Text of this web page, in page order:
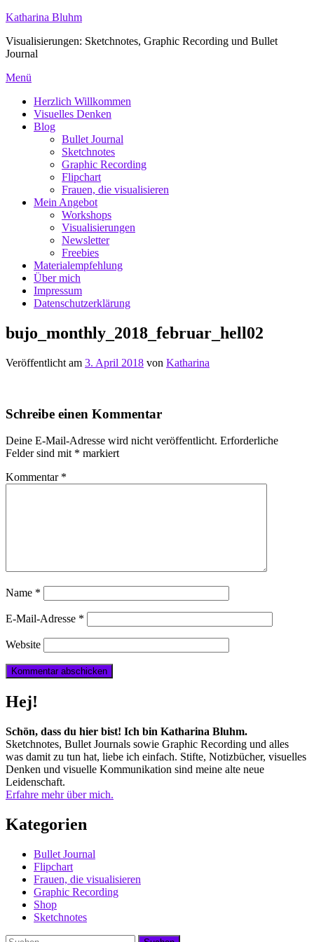
Zum
springen
Katharina Bluhm
Visualisierungen: Sketchnotes, Graphic Recording und Bullet
Journal
Menü
Herzlich Willkommen
Visuelles Denken
Blog
Bullet Journal
Sketchnotes
Graphic Recording
Flipchart
Frauen, die visualisieren
Mein Angebot
Workshops
Visualisierungen
Newsletter
Freebies
Materialempfehlung
Über mich
Impressum
Datenschutzerklärung
bujo_monthly_2018_februar_hell02
Veröffentlicht am 3. April 2018 von Katharina
Schreibe einen Kommentar
Deine E-Mail-Adresse wird nicht veröffentlicht. Erforderliche
Felder sind mit * markiert
Kommentar *
Name *
E-Mail-Adresse *
Website
Hej!
Schön, dass du hier bist! Ich bin Katharina Bluhm.
Sketchnotes, Bullet Journals sowie Graphic Recording und alles
was damit zu tun hat, liebe ich einfach. Stifte, Notizbücher, visuelles
Denken und visuelle Kommunikation sind meine alte neue
Leidenschaft.
Erfahre mehr über mich.
Kategorien
Bullet Journal
Flipchart
Frauen, die visualisieren
Graphic Recording
Shop
Sketchnotes